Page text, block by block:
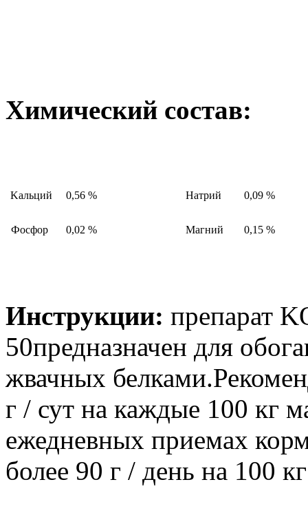
Химический состав:
Kaльций 0,56 % Натрий 0,09 %
Фосфор 0,02 % Maгний 0,15 %
Инструкции: препарат
50предназначен для
жвачных
г / сут на каждые 100 кг
ежедневных приемах
более 90 г / день на 100